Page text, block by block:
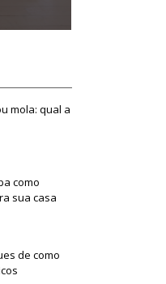
mola: qual a
como
sua casa
de como